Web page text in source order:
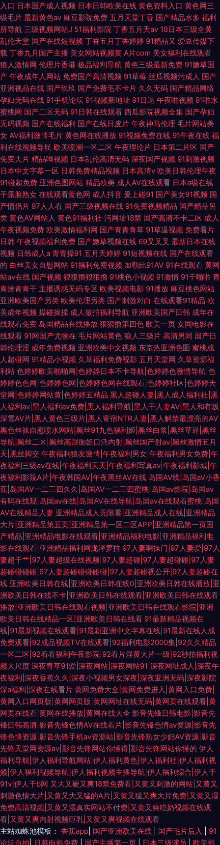
入口 日本国产成人视频 日本日韩欧美在线 黄色资料入口 黄色网三
级毛片 最新黄色av 麻豆影院免费 五月天堂丁香 国产精品水多 福利
所导航 三级视频网站J 51福利影院 丁香五月天av 18日本三级全黄
乱伦天堂 国产在线短视频 丁香五月丁香婷婷 91精品又 爱豆传媒下
载 丁香九月国产主播 美女网站视频黄 A片com 美女福利在线观看
狼人激情网 伦理片香港 极品福利导航 黄色三级最新免费 91嫩草国
产 午夜成年人网站 免费国产高清视频 91草莓 丝瓜视频污成人 国产
亚洲视品在线 国产玖玖 国产免费毛不卡片 久久无码 国产精品网络
孕妇无码在线 91手机论坛 91视频新地址 91日逼 午夜啪视频 91啪水
蜜桃网 国产二区无码 91日韩在线观看 西瓜影院视频全集 国产孕妇
无码视频 国产在线福利 国产在线日皮片 午夜神马伦理 毛片网站美
女 AV福利激情毛片 黄色网在线播放 91视频免费在线 91午夜在线 福
利在线视频导航 欧美喷潮一区二区 午夜理论片 日本第二片区 国产
免费大片 精品呦视频 日本乱伦高清无码 深夜国产视频 91刺激视频
日本中文字幕一区 日韩免费精品视频 日本高清v 欧美日韩伦理午夜
91碰超免费 亚洲色图网站 精品欧美 成人AV在线观看 日本a级在线
干露脸熟女 在线观看黄色网 成人抖音 爰上碰91 国产美女91视频 国
产情侣片 97人人看 国产三级视频在线 91免费视频精品 国产精品另
类 黄色AV网站人 黄色91福利社 污网址18禁 国产高清不卡二区 成人
午夜视频免费 欧美激情福利网 国产青青青草 91草逼视频 免费看片
日韩 午夜视频福利免费 国产嫩草视频在线 69叉叉叉 最新日本在线
视频 日韩成人a 青青操91 五月天婷婷 91短视频在线 国产在线观看
的 白丝美女自慰网站 91福利免费视频 加勒比91AV 91在线观看 黄网
站av在线 国产视频 狠狠擼狠狠擼 91桃色小视频 91激情 91干啪啪 青
青操青青干 主播诱惑无码专区 欧美视频电影 91播放 麻豆桃色网站
亚洲欧美国产另类 欧美伦理另类 国产刺激对白 在线观看91精品 欧
美成年视频 操碰操揉 成人微拍福利导航 亚洲欧美国产日韩 成年在
线观看免费 岛国精品在线播放 狠狠撸第四色 欧美一页 女同电影在
线观看 91网国产尤物在 毛片网站黄色 狼人三级片 高清男同 国产日
韩伦理淫 成年免费视频 亚洲欧美中文视频 东京热亚洲色图 蜜桃成
人超碰网 91精品小视频 久草福利免费视影 五月天堂网 久草资源福
利站 色婷婷欧美啪啪网|色婷婷日本不卡导航|色婷婷色激情导航|色
婷婷色色网|色婷婷色网|色婷婷色网在线观看|色婷婷社区|色婷婷天
堂网|色婷婷网站黄|色婷婷五精品 黑人超碰人妻|黑人成人福利社|黑
人福利av|黑人福利av免费|黑人福利导航|黑人干人妻AV|黑人和有坂
深雪AV片|黑人黄色三级片|黑人寄宿NTR人妻|黑人解禁最漂亮的AV
黑色丝袜自慰喷水网站|黑丝91九色福利姬|黑丝白浆|黑丝草逼|黑丝
导航|黑丝二区|黑丝高跟御姐口活内射|黑丝国产射av|黑丝激情五月
天|黑丝脚交 午夜福利狼友激情|午夜福利男女|午夜福利男女免费|午
夜福利三级av在线|午夜福利天天|午夜福利写真av|午夜福利影城|午
夜福利影院A片|午夜韩国AV|午夜黑丝AV在线 岛国AV线|岛国aV小香
蕉|岛国AV一二三四久久|岛国AV一二三四蜜桃|岛国av影院|岛国av
有码在线观|岛国av在线|岛国AV在线导航|岛国av在线观看蜜桃|岛国
AV在线精品人妻 亚洲精品成人无限看|亚洲精品成人在线|亚洲精品
大片|亚洲精品第五页|亚洲精品第一区二区APP|亚洲精品第一页国
产精品|亚洲精品电影在线观看|亚洲精品福利电影|亚洲精品福利电
影在线观看|亚洲精品福利网泷泽萝拉 97人妻啊操门|97人妻爱|97人
妻超干艹|97人妻超级在线视频|97人妻超碰|97人妻超碰碰|97人妻
超碰碰碰碰|97人妻超碰碰碰碰碰|97人妻超碰视公开|97人妻超碰在
线 亚洲欧美日韩在线|亚洲欧美日韩在线0|亚洲欧美日韩在线播放|亚
洲欧美日韩在线不卡|亚洲欧美日韩在线观看|亚洲欧美日韩在线观看
播放|亚洲欧美日韩在线观看视频|亚洲欧美日韩在线观看影院|亚洲
欧美日韩在线精品一区|亚洲欧美日韩在线看 91最新精品视频在
线|91最新视频在线观看|91最新亚洲中文字幕在线|91最新在线人成
免费观看|92成品视频TV在线观看|92福利电影2000集|92久久精品
一区二区|92看看福利午夜影院|92看片淫黄大片一级|92秒拍福利视
频大尺度 深夜青草91爱|深夜网站|深夜网站91|深夜网址成人|深夜午
夜福利|深夜香蕉久久|深夜小视频男女深夜|深夜亚洲无码|深夜影院
深a福利|深夜在线看片 黄网免费大全|黄网免费进入|黄网入口免费|
黄网入口网页版|黄网网页版|黄网网址在线无码|黄网页在线观看|黄
网页在线看|黄网在线播放|黄网在线大全 影音先锋日韩电影|影音先
锋日韩高清|影音先锋色情AV在线看片|影音先锋色情av资源|影音先
锋色情资源|影音先锋手机av资源站|影音先锋熟女少妇AV资源|影音
先锋天堂网资源av|影音先锋网站你懂得|影音先锋网站你懂的 伊人
福利导航|伊人福利导航网站|伊人福利黄色|伊人福利社|伊人福利视
频|伊人福利视频导航|伊人福利视频主播导航|伊人福利综合|伊人干
91v|伊人干b网 又大又硬又爽18禁免费看|又黄又刺激的网站|又黄又
刺激色情大片|又黄又大又猛的A片|又黄又猛又爽大片免费|又黄又湿
免费高清视频|又黄又湿真实网站不付费|又黄又爽吃奶视频在线观
看|又黄又爽内射视频巨乳|又黄又爽视频在线观看
主站蜘蛛池模板： 香蕉app 国产亚洲欧美在线 国产毛片后入
91
论坛自拍
日韩电影免费 国产主播第一页 日本三级演员 欧美影